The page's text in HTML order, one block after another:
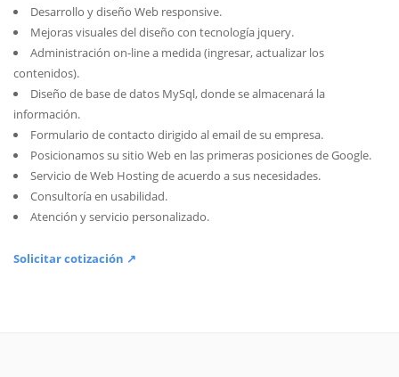
Desarrollo y diseño Web responsive.
Mejoras visuales del diseño con tecnología jquery.
Administración on-line a medida (ingresar, actualizar los
contenidos).
Diseño de base de datos MySql, donde se almacenará la
información.
Formulario de contacto dirigido al email de su empresa.
Posicionamos su sitio Web en las primeras posiciones de Google.
Servicio de Web Hosting de acuerdo a sus necesidades.
Consultoría en usabilidad.
Atención y servicio personalizado.
Solicitar cotización ↗